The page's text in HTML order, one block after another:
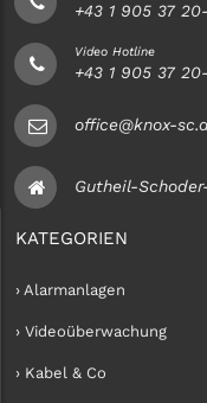
+43 1 905 37
Video Hotline
+43 1 905 37
office@knox-
Gutheil-
KATEGORIEN
› Alarmanlagen
› Videoüberwachung
› Kabel & Co